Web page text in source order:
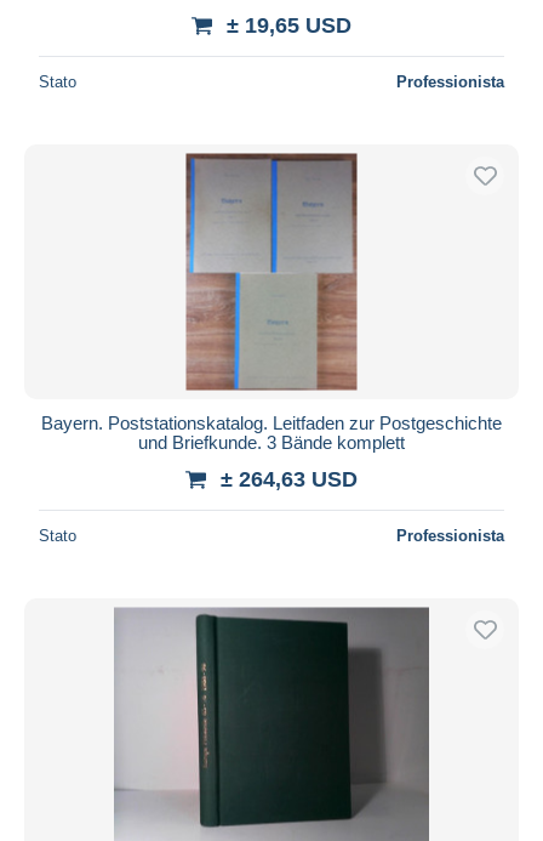
± 19,65 USD
Stato Professionista
Bayern. Poststationskatalog. Leitfaden zur Postgeschichte
und Briefkunde. 3 Bände komplett
± 264,63 USD
Stato Professionista